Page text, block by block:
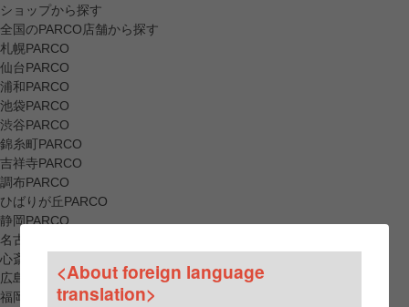
ショップから探す
全国のPARCO店舗から探す
札幌PARCO
仙台PARCO
浦和PARCO
池袋PARCO
渋谷PARCO
錦糸町PARCO
吉祥寺PARCO
調布PARCO
ひばりが丘PARCO
静岡PARCO
名古屋PARCO
心斎橋PARCO
広島PARCO
福岡PARCO
<About foreign language
translation>